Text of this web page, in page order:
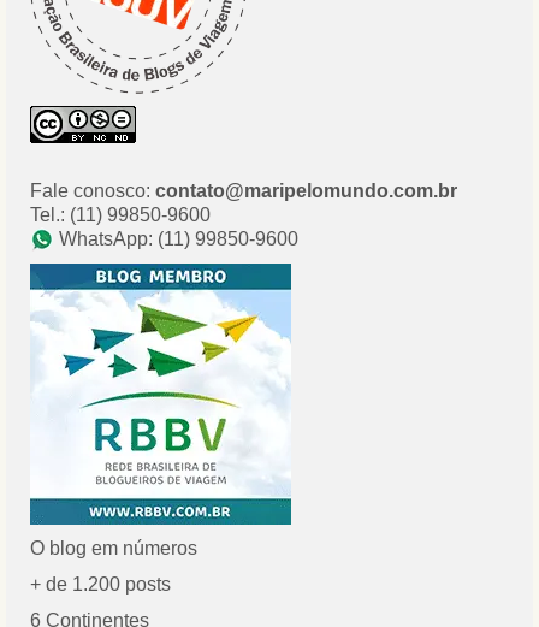
Fale conosco: contato@maripelomundo.com.br
Tel.: (11) 99850-9600
WhatsApp: (11) 99850-9600
O blog em números
+ de 1.200 posts
6 Continentes